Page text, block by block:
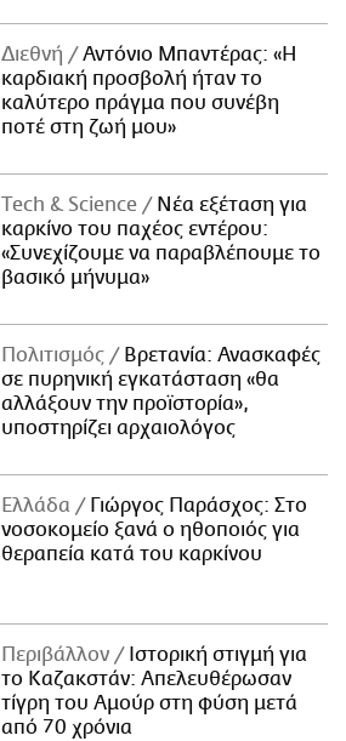
Διεθνή
Αντόνιο Μπαντέρας: «Η
καρδιακή προσβολή ήταν το
καλύτερο πράγμα που συνέβη
ποτέ στη ζωή μου»
Τech & Science
Νέα εξέταση για
καρκίνο του παχέος εντέρου:
«Συνεχίζουμε να παραβλέπουμε το
βασικό μήνυμα»
Πολιτισμός
Βρετανία: Ανασκαφές
σε πυρηνική εγκατάσταση «θα
αλλάξουν την προϊστορία»,
υποστηρίζει αρχαιολόγος
Ελλάδα
Γιώργος Παράσχος: Στο
νοσοκομείο ξανά ο ηθοποιός για
θεραπεία κατά του καρκίνου
Περιβάλλον
Ιστορική στιγμή για
το Καζακστάν: Απελευθέρωσαν
τίγρη του Αμούρ στη φύση μετά
από 70 χρόνια